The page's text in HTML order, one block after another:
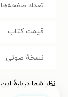
تعداد صفحه‌ها
قیمت کتاب
نسخۀ صوتی
نظر شما دربارهٔ